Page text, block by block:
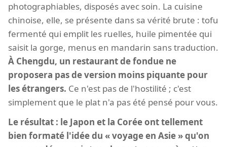
photographiables, disposés avec soin. La cuisine
chinoise, elle, se présente dans sa vérité brute : tofu
fermenté qui emplit les ruelles, huile pimentée qui
saisit la gorge, menus en mandarin sans traduction.
À Chengdu, un restaurant de fondue ne
proposera pas de version moins piquante pour
les étrangers. Ce n'est pas de l'hostilité ; c'est
simplement que le plat n'a pas été pensé pour vous.
Le résultat : le Japon et la Corée ont tellement
bien formaté l'idée du « voyage en Asie » qu'on